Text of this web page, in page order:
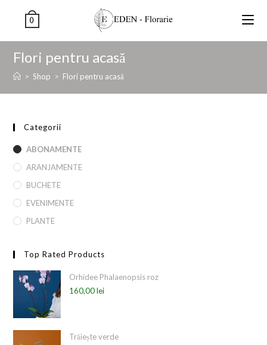
0
Flori pentru acasă
> Shop > Flori pentru acasă
Categorii
ABONAMENTE
ARANJAMENTE
BUCHETE
EVENIMENTE
PLANTE
Top Rated Products
Orhidee Phalaenopsis roz
160,00lei
Trăiește verde